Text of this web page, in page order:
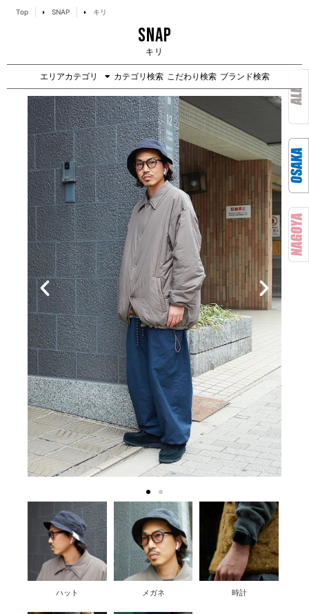
Top SNAP キリ
SNAP
キリ
エリアカテゴリ カテゴリ検索 こだわり検索 ブランド検索
ハット メガネ 時計